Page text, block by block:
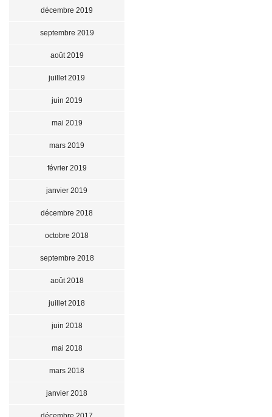
décembre 2019
septembre 2019
août 2019
juillet 2019
juin 2019
mai 2019
mars 2019
février 2019
janvier 2019
décembre 2018
octobre 2018
septembre 2018
août 2018
juillet 2018
juin 2018
mai 2018
mars 2018
janvier 2018